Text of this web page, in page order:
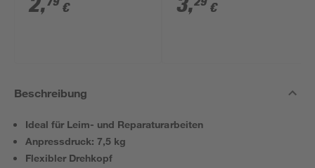
2, € 3, €
Beschreibung
Ideal für Leim- und Reparaturarbeiten
Anpressdruck: 7,5 kg
Flexibler Drehkopf